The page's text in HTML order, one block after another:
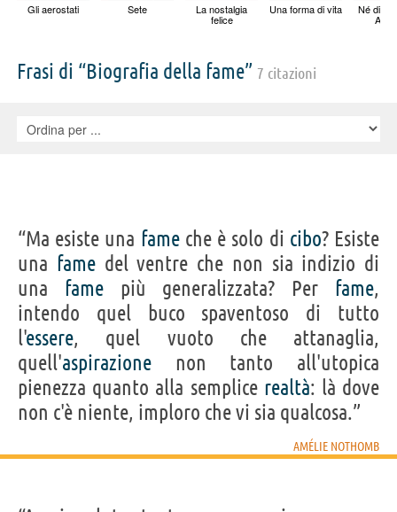
Gli aerostati Sete La nostalgia
felice
Una forma di vita Né di
Frasi di “Biografia della fame” 7 citazioni
“Ma esiste una fameche è solo di cibo? Esiste
una famedel ventre che non sia indizio di
una famepiù generalizzata? Per fame,
intendo quel buco spaventoso di tutto
l'essere, quel vuoto che attanaglia,
quell'aspirazione non tanto all'utopica
pienezza quanto alla semplice realtà: là dove
non c'è niente, imploro che vi sia qualcosa.”
AMÉLIE NOTHOMB